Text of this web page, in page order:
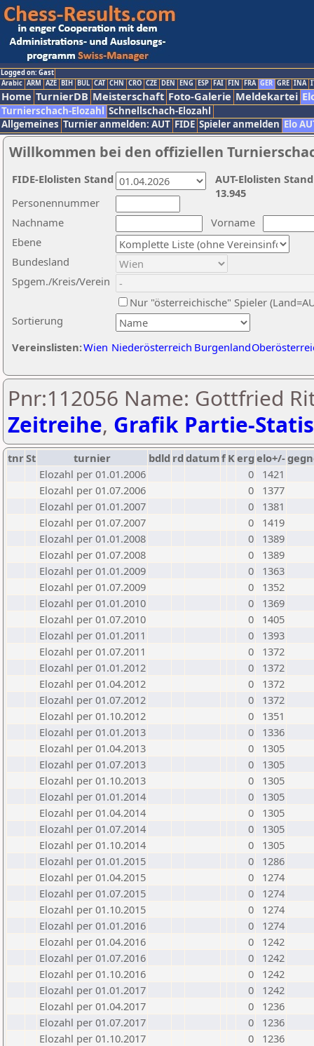
Logged on: Gast
Arabic ARM AZE BIH BUL CAT CHN CRO CZE DEN ENG ESP FAI FIN FRA GER GRE INA
Home TurnierDB Meisterschaft Foto-Galerie Meldekartei
Turnierschach-Elozahl Schnellschach-Elozahl
Allgemeines Turnier anmelden: AUT FIDE Spieler anmelden Elo
Willkommen bei den offiziellen
Nachname
Vorname
Ebene
Sortierung
Personennummer
Bundesland
Spgem./Kreis/Verein
Nur "österreichische" Spieler
Vereinslisten:Wien Niederösterreich Burgenland
AUT-Elolisten
13.945
FIDE-Elolisten Stand
Pnr:112056 Name: Gottfried
Zeitreihe, Grafik Partie-
tnrSt turnier bdld rd datumf Kerg elo+/-
Elozahl per 01.01.2006
0
1421
Elozahl per 01.07.2006
0
1377
Elozahl per 01.01.2007
0
1381
Elozahl per 01.07.2007
0
1419
Elozahl per 01.01.2008
0
1389
Elozahl per 01.07.2008
0
1389
Elozahl per 01.01.2009
0
1363
Elozahl per 01.07.2009
0
1352
Elozahl per 01.01.2010
0
1369
Elozahl per 01.07.2010
0
1405
Elozahl per 01.01.2011
0
1393
Elozahl per 01.07.2011
0
1372
Elozahl per 01.01.2012
0
1372
Elozahl per 01.04.2012
0
1372
Elozahl per 01.07.2012
0
1372
Elozahl per 01.10.2012
0
1351
Elozahl per 01.01.2013
0
1336
Elozahl per 01.04.2013
0
1305
Elozahl per 01.07.2013
0
1305
Elozahl per 01.10.2013
0
1305
Elozahl per 01.01.2014
0
1305
Elozahl per 01.04.2014
0
1305
Elozahl per 01.07.2014
0
1305
Elozahl per 01.10.2014
0
1305
Elozahl per 01.01.2015
0
1286
Elozahl per 01.04.2015
0
1274
Elozahl per 01.07.2015
0
1274
Elozahl per 01.10.2015
0
1274
Elozahl per 01.01.2016
0
1274
Elozahl per 01.04.2016
0
1242
Elozahl per 01.07.2016
0
1242
Elozahl per 01.10.2016
0
1242
Elozahl per 01.01.2017
0
1242
Elozahl per 01.04.2017
0
1236
Elozahl per 01.07.2017
0
1236
Elozahl per 01.10.2017
0
1236